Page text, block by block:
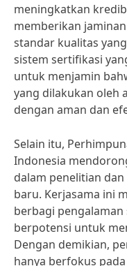
meningkatkan
memberikan
standar kualitas
sistem sertifikasi
untuk menjamin
yang dilakukan oleh
dengan aman dan
Selain itu,
Indonesia
dalam penelitian
baru. Kerjasama ini
berbagi
berpotensi untuk
Dengan demikian,
hanya berfokus